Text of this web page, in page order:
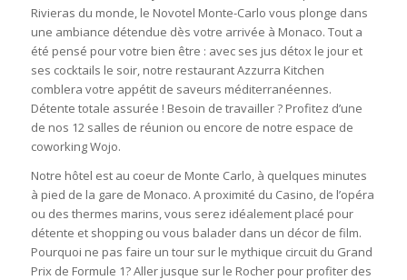
Rivieras du monde, le Novotel Monte-Carlo vous plonge dans
une ambiance détendue dès votre arrivée à Monaco. Tout a
été pensé pour votre bien être : avec ses jus détox le jour et
ses cocktails le soir, notre restaurant Azzurra Kitchen
comblera votre appétit de saveurs méditerranéennes.
Détente totale assurée ! Besoin de travailler ? Profitez d’une
de nos 12 salles de réunion ou encore de notre espace de
coworking Wojo.
Notre hôtel est au coeur de Monte Carlo, à quelques minutes
à pied de la gare de Monaco. A proximité du Casino, de l’opéra
ou des thermes marins, vous serez idéalement placé pour
détente et shopping ou vous balader dans un décor de film.
Pourquoi ne pas faire un tour sur le mythique circuit du Grand
Prix de Formule 1? Aller jusque sur le Rocher pour profiter des